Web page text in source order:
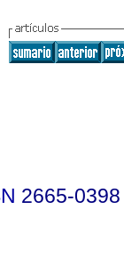
2665-0398